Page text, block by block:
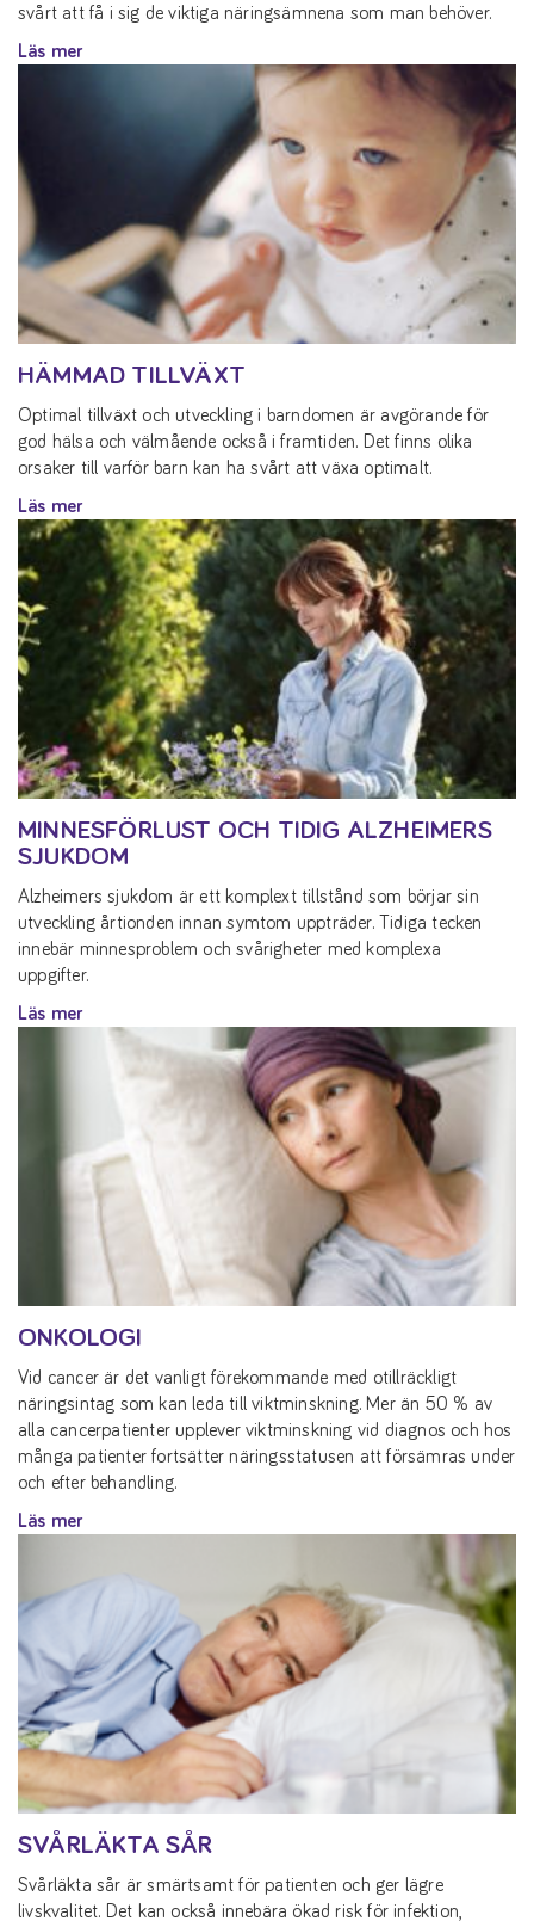
svårt att få i sig de viktiga näringsämnena som man behöver.
Läs mer
HÄMMAD TILLVÄXT
Optimal tillväxt och utveckling i barndomen är avgörande för
god hälsa och välmående också i framtiden. Det finns olika
orsaker till varför barn kan ha svårt att växa optimalt.
Läs mer
MINNESFÖRLUST OCH TIDIG ALZHEIMERS
SJUKDOM
Alzheimers sjukdom är ett komplext tillstånd som börjar sin
utveckling årtionden innan symtom uppträder. Tidiga tecken
innebär minnesproblem och svårigheter med komplexa
uppgifter.
Läs mer
ONKOLOGI
Vid cancer är det vanligt förekommande med otillräckligt
näringsintag som kan leda till viktminskning. Mer än 50 % av
alla cancerpatienter upplever viktminskning vid diagnos och hos
många patienter fortsätter näringsstatusen att försämras under
och efter behandling.
Läs mer
SVÅRLÄKTA SÅR
Svårläkta sår är smärtsamt för patienten och ger lägre
livskvalitet. Det kan också innebära ökad risk för infektion,